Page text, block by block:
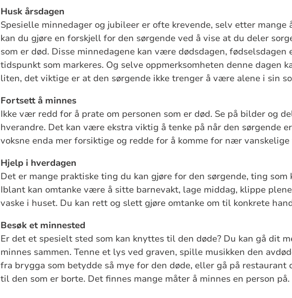
Husk årsdagen
Spesielle minnedager og jubileer er ofte krevende, selv etter mange
kan du gjøre en forskjell for den sørgende ved å vise at du deler
som er død. Disse minnedagene kan være dødsdagen,
tidspunkt som markeres. Og selve oppmerksomheten denne dagen
liten, det viktige er at den sørgende ikke trenger å være alene i sin
Fortsett å minnes
Ikke vær redd for å prate om personen som er død. Se på bilder og
hverandre. Det kan være ekstra viktig å tenke på når den sørgende
voksne enda mer forsiktige og redde for å komme for nær
Hjelp i hverdagen
Det er mange praktiske ting du kan gjøre for den sørgende, ting som
Iblant kan omtanke være å sitte barnevakt, lage middag, klippe
vaske i huset. Du kan rett og slett gjøre omtanke om til konkrete
Besøk et minnested
Er det et spesielt sted som kan knyttes til den døde? Du kan gå dit
minnes sammen. Tenne et lys ved graven, spille musikken den
fra brygga som betydde så mye for den døde, eller gå på
til den som er borte. Det finnes mange måter å minnes en person på.